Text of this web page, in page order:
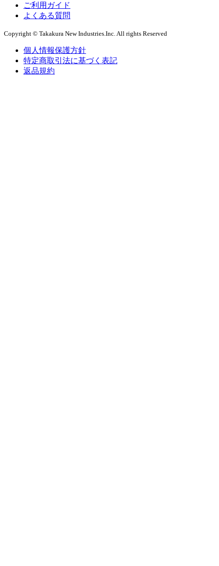
ご利用ガイド
よくある質問
Copyright © Takakura New Industries.Inc. All rights Reserved
個人情報保護方針
特定商取引法に基づく表記
返品規約